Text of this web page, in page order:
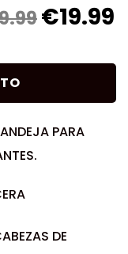
€19.99
PARA
DE